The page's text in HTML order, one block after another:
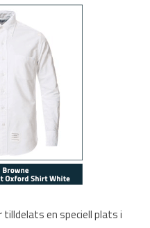
tilldelats en speciell plats i